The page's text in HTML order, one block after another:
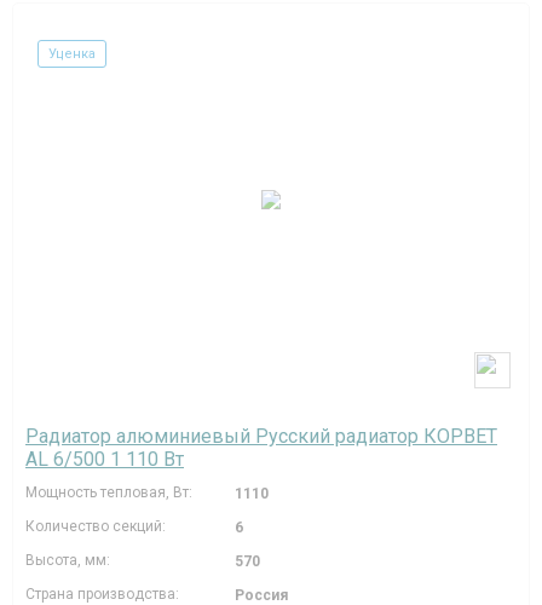
Уценка
Радиатор алюминиевый Русский радиатор КОРВЕТ
AL 6/500 1 110 Вт
Мощность тепловая, Вт:
1110
Количество секций:
6
Высота, мм:
570
Страна производства:
Россия